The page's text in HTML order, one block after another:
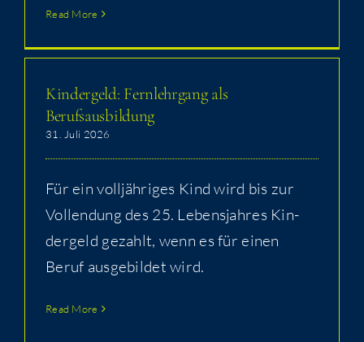
Read More
Kin­der­geld: Fern­lehr­gang als
Berufsausbildung
31. Juli 2026
Für ein voll­jäh­ri­ges Kind wird bis zur
Voll­endung des 25. Lebens­jah­res Kin­
der­geld gezahlt, wenn es für einen
Beruf aus­ge­bil­det wird.
Read More